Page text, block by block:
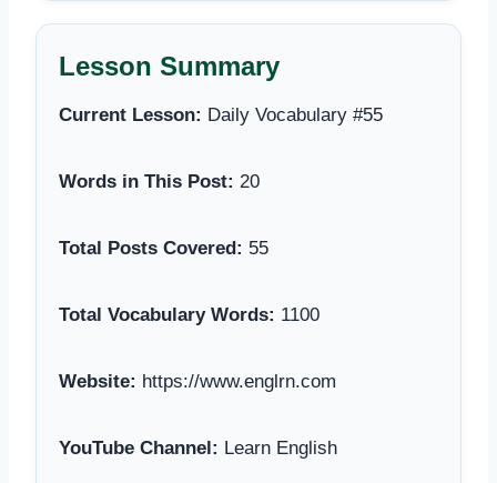
Lesson Summary
Current Lesson: Daily Vocabulary #55
Words in This Post: 20
Total Posts Covered: 55
Total Vocabulary Words: 1100
Website: https://www.englrn.com
YouTube Channel: Learn English